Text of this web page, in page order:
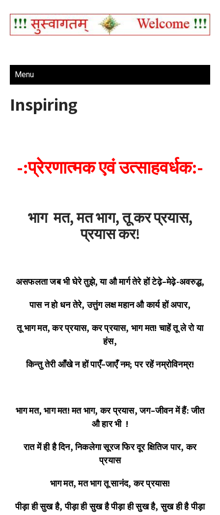
Menu
Inspiring
-:प्रेरणात्मक एवं उत्साहवर्धक:-
भाग मत,मतभाग,तूकरप्रयास,
प्रयासकर!
असफलताजबभीघेरेतुझे,याऔमार्गतेरे होंटेढ़े–मेढ़े-अवरुद्ध,
पासनहोधनतेरे,उत्तुंगलक्षमहानऔकार्यहोंअपार,
तू भागमत,करप्रयास,करप्रयास, भागमत!चाहेंतूलेरोया
हंस,
किन्तुतेरी आँखेनहोंपाएँ–जाएँनम;पररहेंनम्रोविनम्र!
भागमत,भागमत!मतभाग,करप्रयास,जग–जीवनमेंहैं:जीत
औहारभी!
रातमेंहीहैदिन,निकलेगासूरजफिरदूरक्षितिजपार,कर
प्रयास
भागमत,मतभागतूसानंद, करप्रयास!
पीड़ाहीसुखहै,पीड़ाहीसुखहैपीड़ाहीसुखहै,सुखहीहैपीड़ा